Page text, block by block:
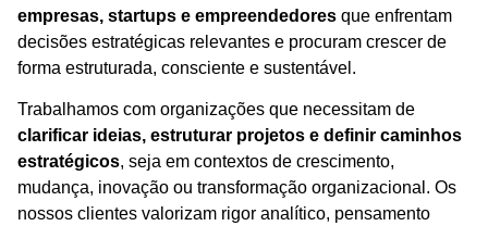
empresas, startups e empreendedores que enfrentam
decisões estratégicas relevantes e procuram crescer de
forma estruturada, consciente e sustentável.
Trabalhamos com organizações que necessitam de
clarificar ideias, estruturar projetos e definir caminhos
estratégicos, seja em contextos de crescimento,
mudança, inovação ou transformação organizacional. Os
nossos clientes valorizam rigor analítico, pensamento